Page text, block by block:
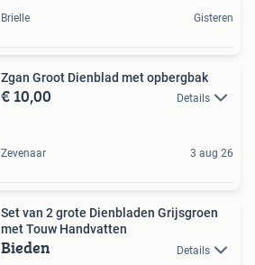
Brielle Gisteren
Zgan Groot Dienblad met opbergbak
€ 10,00 Details
Zevenaar 3 aug 26
Set van 2 grote Dienbladen Grijsgroen
met Touw Handvatten
Bieden Details